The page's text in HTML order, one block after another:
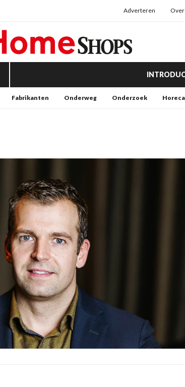
Adverteren
Fabrikanten Onderweg Onderzoek Horeca